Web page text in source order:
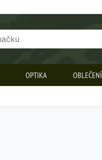
OPTIKA OBLEČENÍ